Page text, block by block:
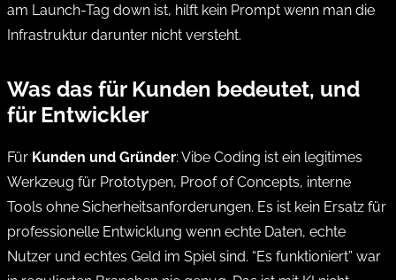
am Launch-Tag down ist, hilft kein Prompt wenn man die
Infrastruktur darunter nicht versteht.
Was das für Kunden bedeutet, und
für Entwickler
Für Kunden und Gründer: Vibe Coding ist ein legitimes
Werkzeug für Prototypen, Proof of Concepts, interne
Tools ohne Sicherheitsanforderungen. Es ist kein Ersatz für
professionelle Entwicklung wenn echte Daten, echte
Nutzer und echtes Geld im Spiel sind. “Es funktioniert” war